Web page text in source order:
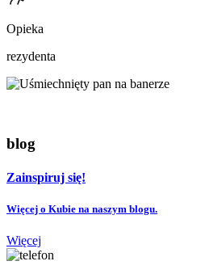
Opieka
rezydenta
blog
Zainspiruj się!
Więcej o Kubie na naszym blogu.
Więcej